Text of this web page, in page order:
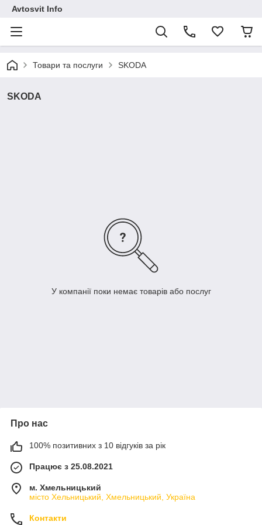
Avtosvit Info
Товари та послуги SKODA
SKODA
У компанії поки немає товарів або послуг
Про нас
100% позитивних з 10 відгуків за рік
Працює з 25.08.2021
м. Хмельницький
місто Хельницький, Хмельницький, Україна
Контакти